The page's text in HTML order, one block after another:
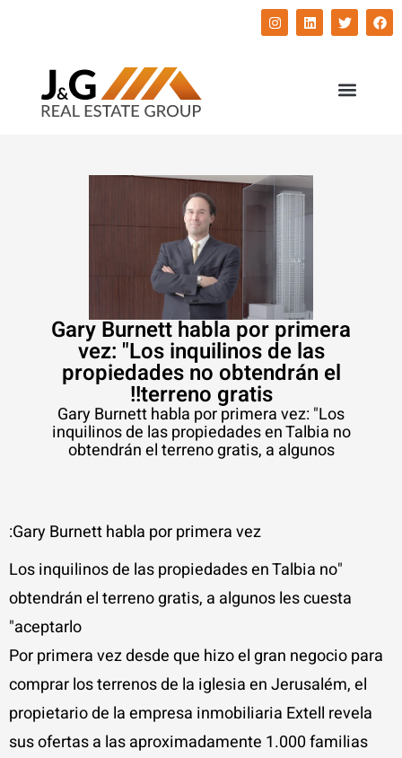
Gary Burnett habla por primera
vez: "Los inquilinos de las
propiedades no obtendrán el
terreno gratis!!
Gary Burnett habla por primera vez: "Los
inquilinos de las propiedades en Talbia no
obtendrán el terreno gratis, a algunos
Gary Burnett habla por primera vez:
"Los inquilinos de las propiedades en Talbia no
obtendrán el terreno gratis, a algunos les cuesta
aceptarlo"
Por primera vez desde que hizo el gran negocio para
comprar los terrenos de la iglesia en Jerusalém, el
propietario de la empresa inmobiliaria Extell revela
sus ofertas a las aproximadamente 1.000 familias